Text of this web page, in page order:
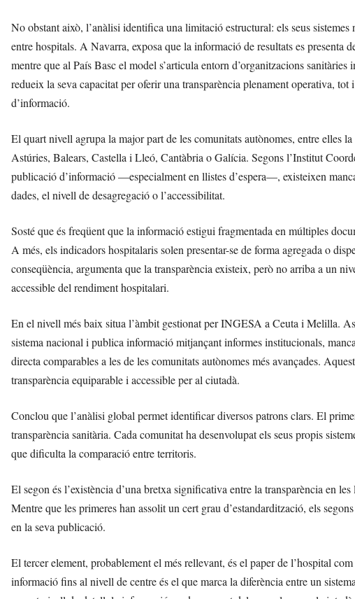
No obstant això, l’anàlisi identifica una limitació estructural: els seus
entre hospitals. A Navarra, exposa que la informació de resultats es presenta
mentre que al País Basc el model s’articula entorn d’organitzacions
redueix la seva capacitat per oferir una transparència plenament operativa,
d’informació.
El quart nivell agrupa la major part de les comunitats autònomes, entre elles
Astúries, Balears, Castella i Lleó, Cantàbria o Galícia. Segons l’Institut
publicació d’informació —especialment en llistes d’espera—, existeixen
dades, el nivell de desagregació o l’accessibilitat.
Sosté que és freqüent que la informació estigui fragmentada en múltiples
A més, els indicadors hospitalaris solen presentar-se de forma agregada o
conseqüència, argumenta que la transparència existeix, però no arriba a un
accessible del rendiment hospitalari.
En el nivell més baix situa l’àmbit gestionat per INGESA a Ceuta i Melilla.
sistema nacional i publica informació mitjançant informes institucionals,
directa comparables a les de les comunitats autònomes més avançades.
transparència equiparable i accessible per al ciutadà.
Conclou que l’anàlisi global permet identificar diversos patrons clars. El
transparència sanitària. Cada comunitat ha desenvolupat els seus propis
que dificulta la comparació entre territoris.
El segon és l’existència d’una bretxa significativa entre la transparència en
Mentre que les primeres han assolit un cert grau d’estandardització, els
en la seva publicació.
El tercer element, probablement el més rellevant, és el paper de l’hospital
informació fins al nivell de centre és el que marca la diferència entre un